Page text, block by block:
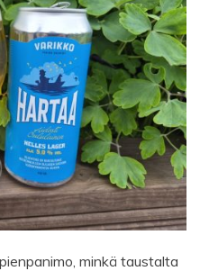
minkä taustalta